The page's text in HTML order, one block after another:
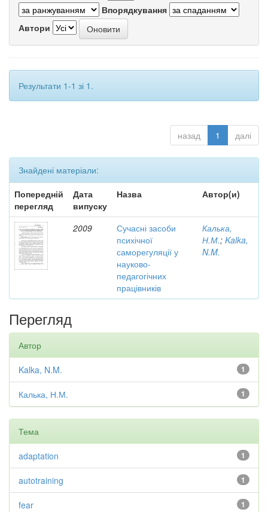
Впорядкування
Автори
Результати 1-1 зі 1.
назад 1 далі
Знайдені матеріали:
Попередній
перегляд
Дата
випуску
Назва Автор(и)
2009
Сучасні засоби
психічної
саморегуляції у
науково-
педагогічних
працівників
Калька,
Н.М.; Kalka,
N.M.
Перегляд
Автор
1
Kalka, N.M.
1
Калька, Н.М.
Тема
1
adaptation
1
autotraining
1
fear